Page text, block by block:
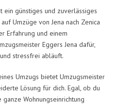
ein günstiges und zuverlässiges
Umzüge von Jena nach Zenica
Erfahrung und einem
Eggers Jena dafür,
stressfrei abläuft.
Umzugs bietet Umzugsmeister
Lösung für dich. Egal, ob du
Wohnungseinrichtung